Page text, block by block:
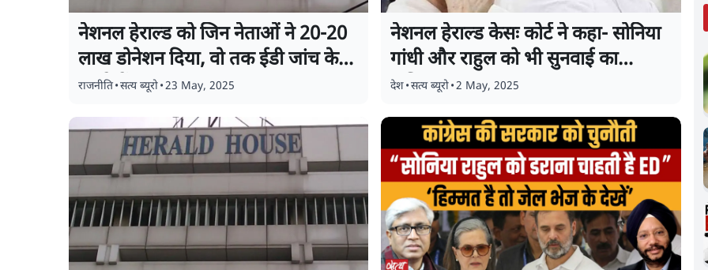
नेशनल हेराल्ड को जिन नेताओं ने 20-20
लाख डोनेशन दिया, वो तक ईडी जांच के
दायरे में!
राजनीति•सत्य ब्यूरो•23 May, 2025
नेशनल हेराल्ड केसः कोर्ट ने कहा- सोनिया
गांधी और राहुल को भी सुनवाई का
अधिकार
देश•सत्य ब्यूरो•2 May, 2025